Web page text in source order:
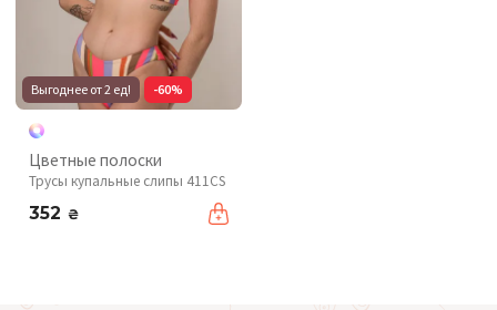
Выгоднее от 2 ед! -60%
Цветные полоски
Трусы купальные слипы 411CS
352 ₴